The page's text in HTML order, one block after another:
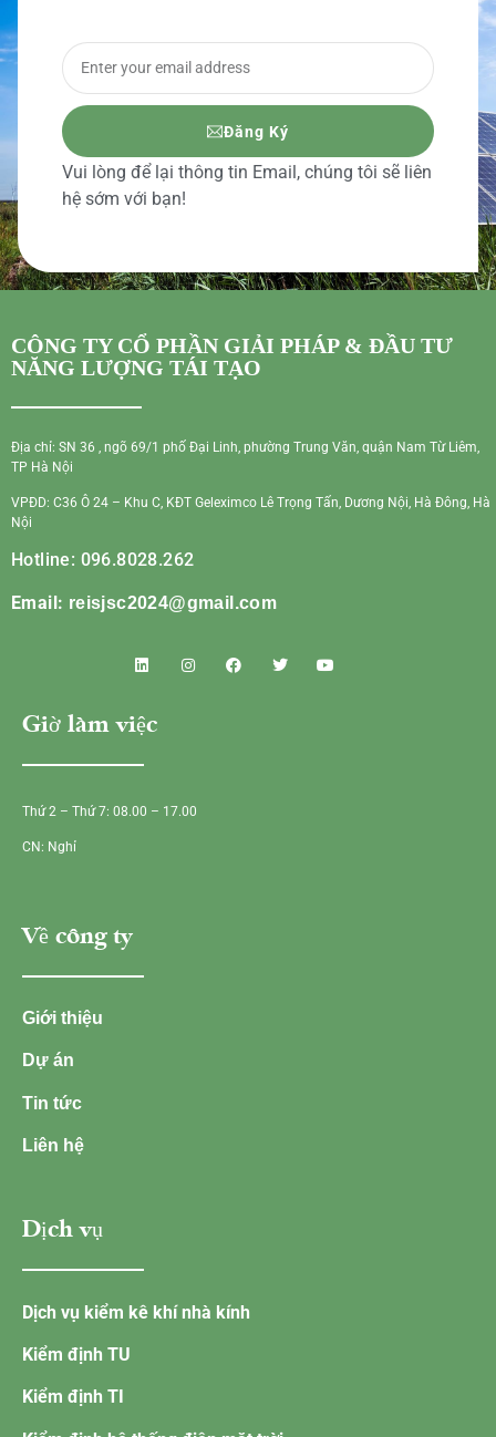
Đăng Ký
Vui lòng để lại thông tin Email, chúng tôi sẽ liên
hệ sớm với bạn!
CÔNG TY CỔ PHẦN GIẢI PHÁP & ĐẦU TƯ
NĂNG LƯỢNG TÁI TẠO
Địa chỉ: SN 36 , ngõ 69/1 phố Đại Linh, phường Trung Văn, quận Nam Từ Liêm,
TP Hà Nội
VPĐD: C36 Ô 24 – Khu C, KĐT Geleximco Lê Trọng Tấn, Dương Nội, Hà Đông, Hà
Nội
Hotline: 096.8028.262
Email: reisjsc2024@gmail.com
Giờ làm việc
Thứ 2 – Thứ 7: 08.00 – 17.00
CN: Nghỉ
Về công ty
Giới thiệu
Dự án
Tin tức
Liên hệ
Dịch vụ
Dịch vụ kiểm kê khí nhà kính
Kiểm định TU
Kiểm định TI